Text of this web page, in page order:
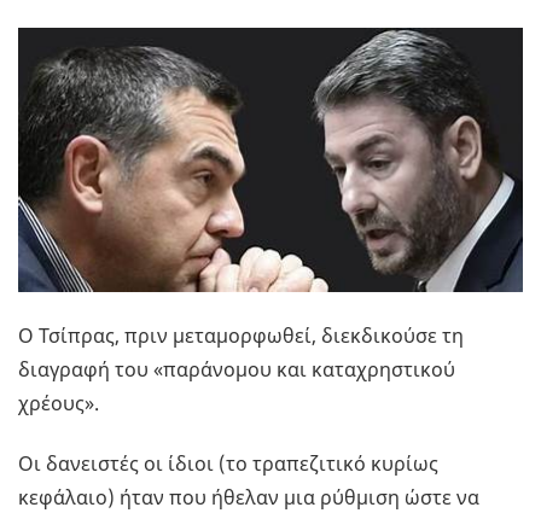
Ο Τσίπρας, πριν μεταμορφωθεί, διεκδικούσε τη
διαγραφή του «παράνομου και καταχρηστικού
χρέους».
Οι δανειστές οι ίδιοι (το τραπεζιτικό κυρίως
κεφάλαιο) ήταν που ήθελαν μια ρύθμιση ώστε να